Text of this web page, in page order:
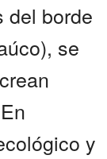
del borde
se
y